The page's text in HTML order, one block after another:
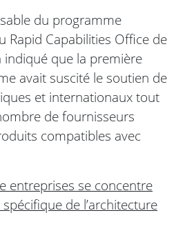
du programme
Rapid Capabilities Office de
indiqué que la première
avait suscité le soutien de
et internationaux tout
de fournisseurs
compatibles avec
entreprises se concentre
de l’architecture